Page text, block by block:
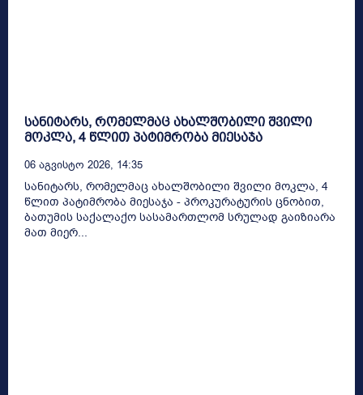
სანიტარს, რომელმაც ახალშობილი შვილი
მოკლა, 4 წლით პატიმრობა მიესაჯა
06 Აგვისტო 2026, 14:35
სანიტარს, რომელმაც ახალშობილი შვილი მოკლა, 4
წლით პატიმრობა მიესაჯა - პროკურატურის ცნობით,
ბათუმის საქალაქო სასამართლომ სრულად გაიზიარა
მათ მიერ...